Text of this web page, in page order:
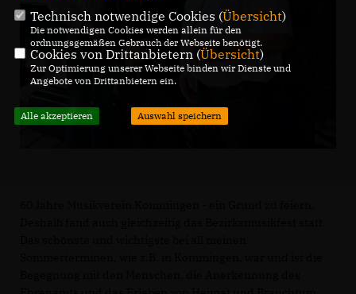
Technisch notwendige Cookies (Übersicht)
Die notwendigen Cookies werden allein für den
ordnungsgemäßen Gebrauch der Webseite benötigt.
Cookies von Drittanbietern (Übersicht)
Zur Optimierung unserer Webseite binden wir Dienste und
Angebote von Drittanbietern ein.
Alle akzeptieren Auswahl speichern